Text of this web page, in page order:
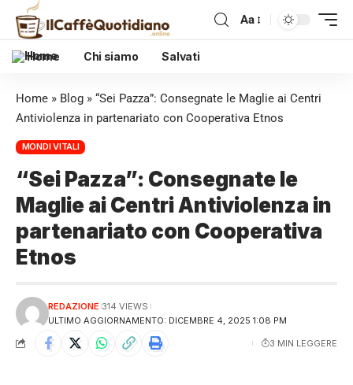
Aa
Home Chi siamo Salvati
Home » Blog » “Sei Pazza”: Consegnate le Maglie ai Centri
Antiviolenza in partenariato con Cooperativa Etnos
MONDI VITALI
“Sei Pazza”: Consegnate le
Maglie ai Centri Antiviolenza in
partenariato con Cooperativa
Etnos
ULTIMO AGGIORNAMENTO: DICEMBRE 4, 2025 1:08 PM
REDAZIONE 314 VIEWS
3 MIN LEGGERE